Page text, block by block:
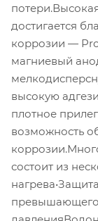
достигается
коррозии —
магниевый
высокую
плотное
возможность
состоит из
превышающего